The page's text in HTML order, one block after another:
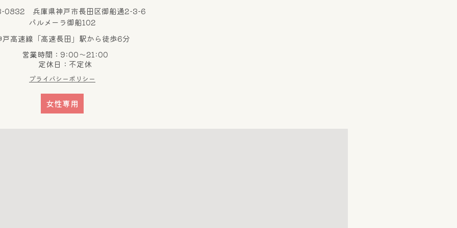
0832 兵庫県神戸市長田区御船通2-3-6
パルメーラ御船102
戸高速線「高速長田」駅から徒歩6分
営業時間：9:00～21:00
定休日：不定休
プライバシーポリシー
女性専用